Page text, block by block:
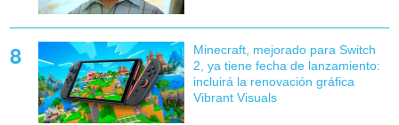
Minecraft, mejorado para Switch
2, ya tiene fecha de lanzamiento:
incluirá la renovación gráfica
Vibrant Visuals